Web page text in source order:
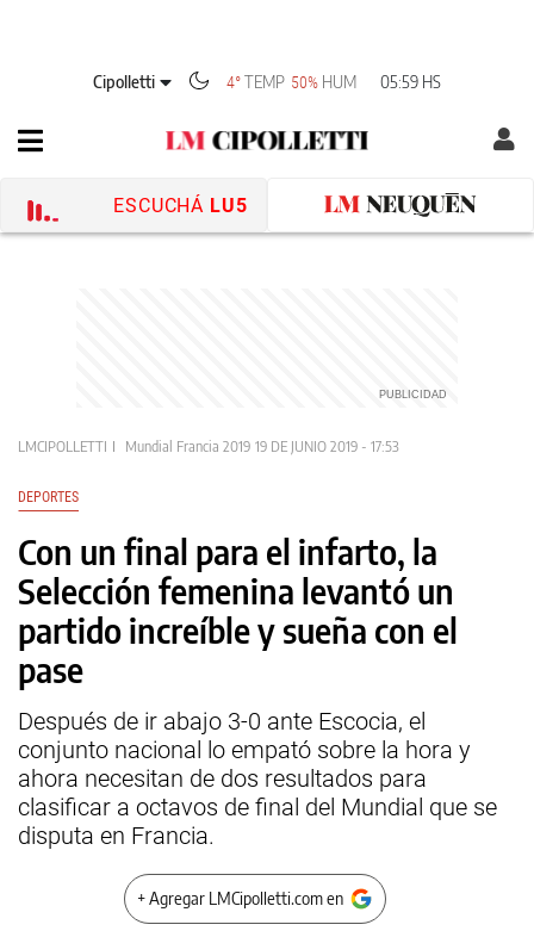
Cipolletti 4° TEMP 50% HUM 05:59 HS
ESCUCHÁ LU5
LMCIPOLLETTI Mundial Francia 2019 19 DE JUNIO 2019 - 17:53
DEPORTES
Con un final para el infarto, la
Selección femenina levantó un
partido increíble y sueña con el
pase
Después de ir abajo 3-0 ante Escocia, el
conjunto nacional lo empató sobre la hora y
ahora necesitan de dos resultados para
clasificar a octavos de final del Mundial que se
disputa en Francia.
+ Agregar LMCipolletti.com en